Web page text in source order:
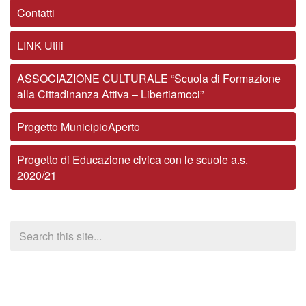
Contatti
LINK Utili
ASSOCIAZIONE CULTURALE “Scuola di Formazione
alla Cittadinanza Attiva – Libertiamoci”
Progetto MunicipioAperto
Progetto di Educazione civica con le scuole a.s.
2020/21